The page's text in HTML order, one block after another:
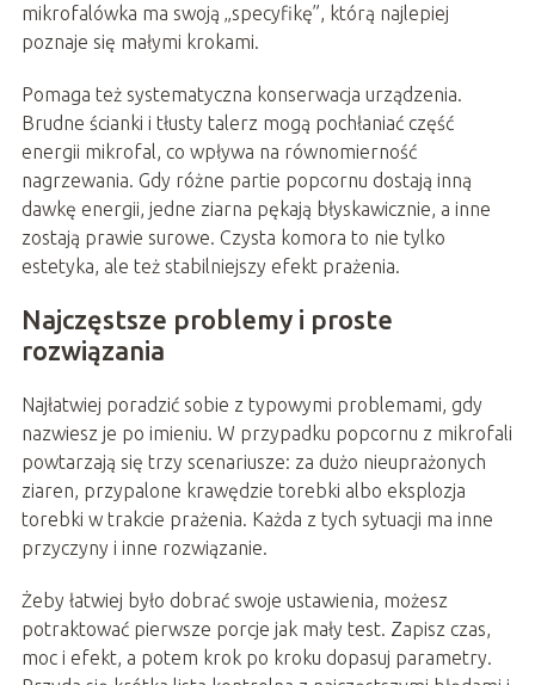
mikrofalówka ma swoją „specyfikę”, którą najlepiej
poznaje się małymi krokami.
Pomaga też systematyczna konserwacja urządzenia.
Brudne ścianki i tłusty talerz mogą pochłaniać część
energii mikrofal, co wpływa na równomierność
nagrzewania. Gdy różne partie popcornu dostają inną
dawkę energii, jedne ziarna pękają błyskawicznie, a inne
zostają prawie surowe. Czysta komora to nie tylko
estetyka, ale też stabilniejszy efekt prażenia.
Najczęstsze problemy i proste
rozwiązania
Najłatwiej poradzić sobie z typowymi problemami, gdy
nazwiesz je po imieniu. W przypadku popcornu z mikrofali
powtarzają się trzy scenariusze: za dużo nieuprażonych
ziaren, przypalone krawędzie torebki albo eksplozja
torebki w trakcie prażenia. Każda z tych sytuacji ma inne
przyczyny i inne rozwiązanie.
Żeby łatwiej było dobrać swoje ustawienia, możesz
potraktować pierwsze porcje jak mały test. Zapisz czas,
moc i efekt, a potem krok po kroku dopasuj parametry.